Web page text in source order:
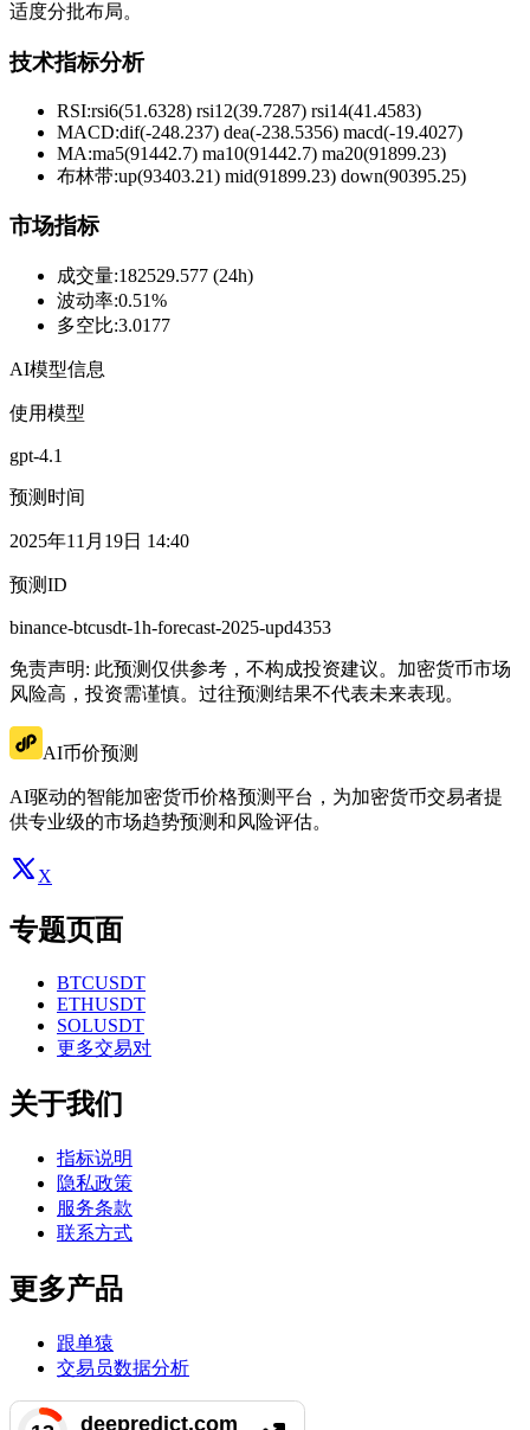
适度分批布局。
技术指标分析
RSI:rsi6(51.6328) rsi12(39.7287) rsi14(41.4583)
MACD:dif(-248.237) dea(-238.5356) macd(-19.4027)
MA:ma5(91442.7) ma10(91442.7) ma20(91899.23)
布林带:up(93403.21) mid(91899.23) down(90395.25)
市场指标
成交量:182529.577 (24h)
波动率:0.51%
多空比:3.0177
AI模型信息
使用模型
gpt-4.1
预测时间
2025年11月19日 14:40
预测ID
binance-btcusdt-1h-forecast-2025-upd4353
免责声明: 此预测仅供参考，不构成投资建议。加密货币市场
风险高，投资需谨慎。过往预测结果不代表未来表现。
AI币价预测
AI驱动的智能加密货币价格预测平台，为加密货币交易者提
供专业级的市场趋势预测和风险评估。
X
专题页面
BTCUSDT
ETHUSDT
SOLUSDT
更多交易对
关于我们
指标说明
隐私政策
服务条款
联系方式
更多产品
跟单猿
交易员数据分析